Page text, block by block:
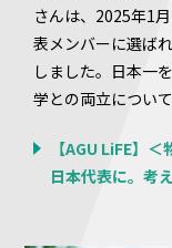
さんは、2025年1
表メンバーに選ば
しました。日本一
学との両立について
【AGU LiFE】
日本代表に。考